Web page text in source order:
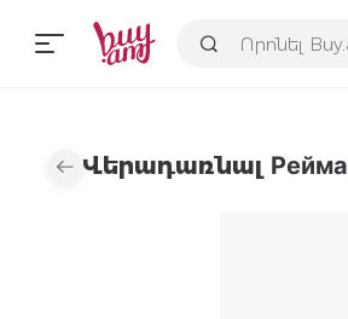
Վերադառնալ Рейма